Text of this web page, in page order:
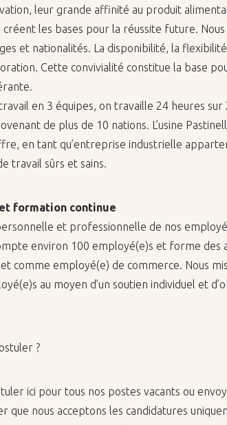
leur grande af­fi­nité au pro­duit
créent les bases pour la réus­site fu­ture.
et na­tio­na­li­tés. La dis­po­ni­bi­lité, la
Cette convi­via­lité consti­tue la base
en 3 équipes, on tra­vaille 24 heures
de plus de 10 na­tions. L’usine
en tant qu’en­tre­prise in­dus­trielle
tra­vail sûrs et sains.
for­ma­tion conti­nue
et pro­fes­sion­nelle de nos
en­vi­ron 100 em­ployé(e)s et forme des
et comme em­ployé(e) de com­merce. Nous
au moyen d’un sou­tien in­di­vi­duel et
?
ici pour tous nos postes va­cants ou
que nous ac­cep­tons les can­di­da­tures